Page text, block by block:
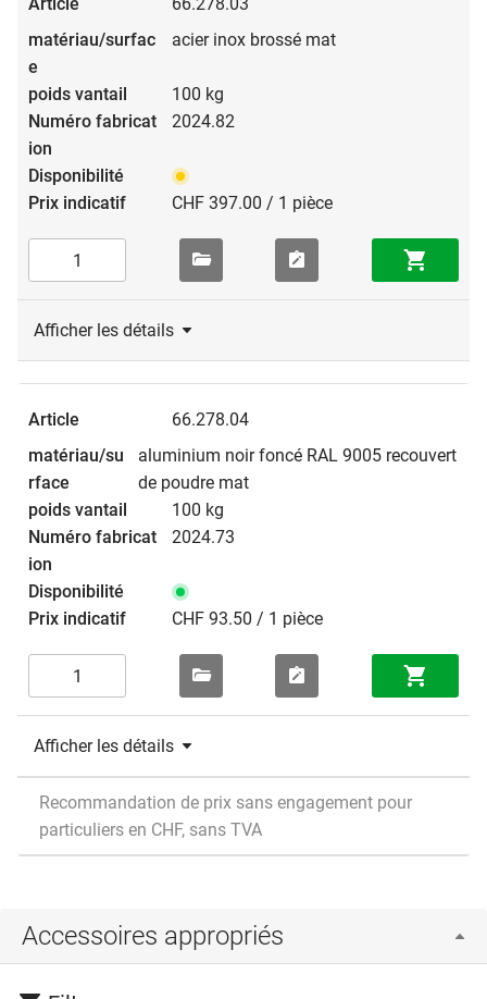
acier inox brossé mat
100 kg
2024.82
CHF 397.00 / 1 pièce
Afficher les détails
66.278.04
aluminium noir foncé RAL 9005 recouvert
de poudre mat
100 kg
2024.73
CHF 93.50 / 1 pièce
Afficher les détails
Recommandation de prix sans engagement pour
particuliers en CHF, sans TVA
Accessoires appropriés